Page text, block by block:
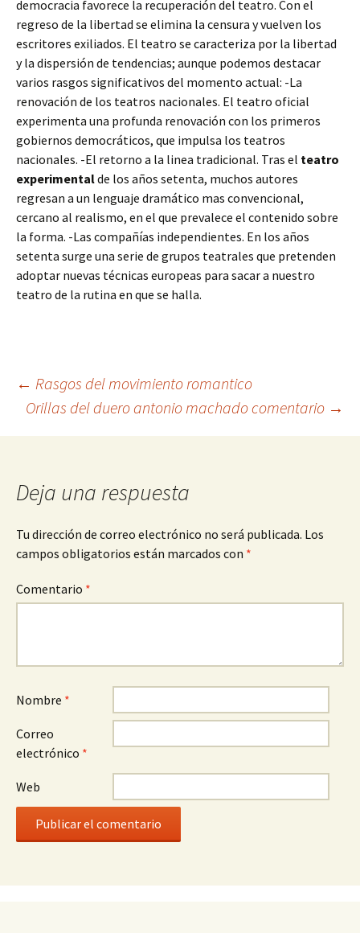
democracia favorece la recuperación del teatro. Con el
regreso de la libertad se elimina la censura y vuelven los
escritores exiliados. El teatro se caracteriza por la libertad
y la dispersión de tendencias; aunque podemos destacar
varios rasgos significativos del momento actual: -La
renovación de los teatros nacionales. El teatro oficial
experimenta una profunda renovación con los primeros
gobiernos democráticos, que impulsa los teatros
nacionales. -El retorno a la linea tradicional. Tras el teatro
experimentalde los años setenta, muchos autores
regresan a un lenguaje dramático mas convencional,
cercano al realismo, en el que prevalece el contenido sobre
la forma. -Las compañías independientes. En los años
setenta surge una serie de grupos teatrales que pretenden
adoptar nuevas técnicas europeas para sacar a nuestro
teatro de la rutina en que se halla.
Navegación
de
entradas
← Rasgos del movimiento romantico
Orillas del duero antonio machado comentario →
Deja una respuesta
Tu dirección de correo electrónico no será publicada. Los
campos obligatorios están marcados con *
Comentario *
Nombre *
Correo
electrónico *
Web